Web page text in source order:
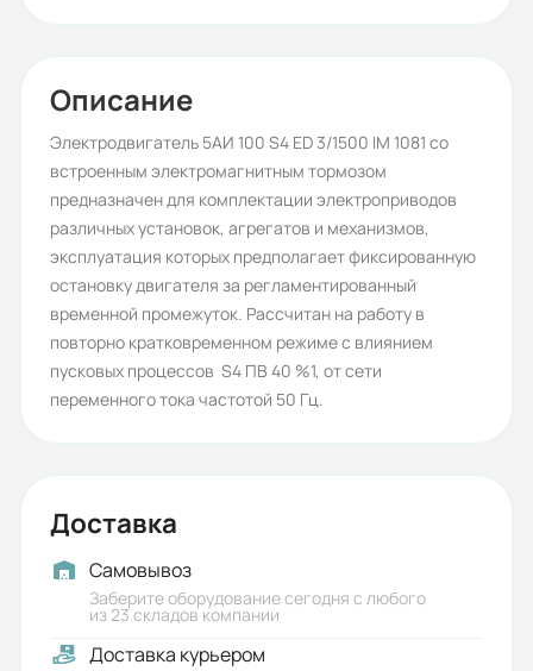
220/380
Количество полюсов:
4
Высота оси вращения (мм):
100
Стандарт:
ГОСТ
Серия:
5АИ
Iп/Iн:
Ток статора:
Описание
Электродвигатель 5АИ 100 S4 ED 3/1500 IM 1081 со
встроенным электромагнитным тормозом
предназначен для комплектации электроприводов
различных установок, агрегатов и механизмов,
эксплуатация которых предполагает фиксированную
остановку двигателя за регламентированный
временной промежуток. Рассчитан на работу в
повторно кратковременном режиме с влиянием
пусковых процессов S4 ПВ 40 %1, от сети
переменного тока частотой 50 Гц.
Доставка
Самовывоз
Заберите оборудование сегодня с любого
из 23 складов компании
Доставка курьером